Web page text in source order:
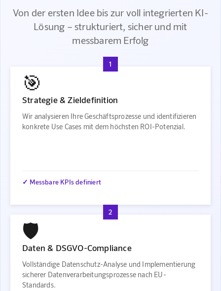
Von der ersten Idee bis zur voll integrierten KI-
Lösung – strukturiert, sicher und mit
messbarem Erfolg
1
🎯
Strategie & Zieldefinition
Wir analysieren Ihre Geschäftsprozesse und identifizieren
konkrete Use Cases mit dem höchsten ROI-Potenzial.
✓ Messbare KPIs definiert
2
🛡️
Daten & DSGVO-Compliance
Vollständige Datenschutz-Analyse und Implementierung
sicherer Datenverarbeitungsprozesse nach EU-
Standards.